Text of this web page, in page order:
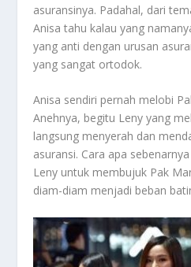
asuransinya. Padahal, dari
Anisa tahu kalau yang
yang anti dengan urusan
yang sangat ortodok.
Anisa sendiri pernah melobi
Anehnya, begitu Leny yang
langsung menyerah dan
asuransi. Cara apa
Leny untuk membujuk Pak
diam-diam menjadi beban